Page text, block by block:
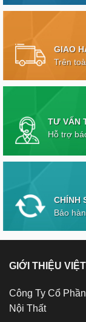
GIAO
Trên
TƯ VẤN
Hỗ trợ
CHÍNH
Bảo
GIỚI THIỆU
Công Ty Cổ
Nội Thất